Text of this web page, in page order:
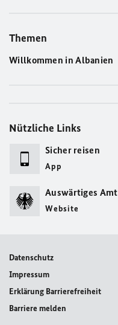
Themen
Willkommen in Albanien
Nützliche Links
Sicher reisen
App
Auswärtiges Amt
Website
Datenschutz
Impressum
Erklärung Barrierefreiheit
Barriere melden